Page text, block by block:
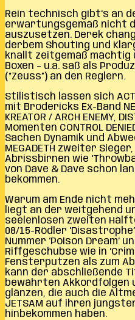
Rein technisch gibt’s an
erwartungsgemäß nicht
auszusetzen. Derek
derbem Shouting und
knallt zeitgemäß
Boxen – u.a. saß als
(“Zeuss”) an den Reglern.
Stilistisch lassen sich ACT
mit Brodericks Ex-Band
KREATOR / ARCH ENEMY,
Momenten CONTROL
Sachen Dynamik und
MEGADETH zweiter
Abrissbirnen wie
von Dave & Dave schon
bekommen.
Warum am Ende nicht
liegt an der weitgehend
seelenlosen zweiten
08/15-Rödler
Nummer ‘Poison Dream’
Riffgeschubse wie in
Fensterputzen als zum
kann der abschließende
bewährten Akkordfolgen
glänzen, die auch die
JETSAM auf ihren
hinbekommen haben.